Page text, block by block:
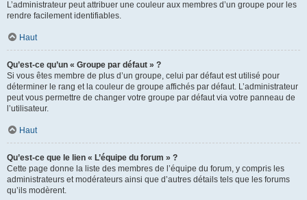
L’administrateur peut attribuer une couleur aux membres d’un groupe pour les
rendre facilement identifiables.
Haut
Qu’est-ce qu’un « Groupe par défaut » ?
Si vous êtes membre de plus d’un groupe, celui par défaut est utilisé pour
déterminer le rang et la couleur de groupe affichés par défaut. L’administrateur
peut vous permettre de changer votre groupe par défaut via votre panneau de
l’utilisateur.
Haut
Qu’est-ce que le lien « L’équipe du forum » ?
Cette page donne la liste des membres de l’équipe du forum, y compris les
administrateurs et modérateurs ainsi que d’autres détails tels que les forums
qu’ils modèrent.